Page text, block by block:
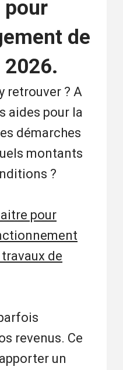
pour
de
retrouver ? A
aides pour la
démarches
montants
?
pour
de
revenus. Ce
un